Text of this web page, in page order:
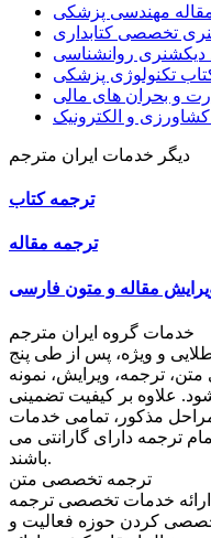
مقاله مهندسی پزشکی
تخصصی کتابداری
دیکشنری روانشناسی
کتاب تکنولوژی پزشکی
و بحران های مالی
کشاورزی و الکترونیک
دیگر خدمات ایران مترجم
ترجمه کتاب
ترجمه مقاله
مقاله و متون فارسی
خدمات گروه ایران مترجم
و ویژه، پس از طی پنج
ترجمه، ویرایش، نمونه
علاوه بر کیفیت تضمینی
مذکور، تمامی خدمات
پس از اتمام ترجمه دارای گارانتی می
باشند.
ترجمه تخصصی متن
ارائه خدمات تخصصی ترجمه
کردن حوزه فعالیت و